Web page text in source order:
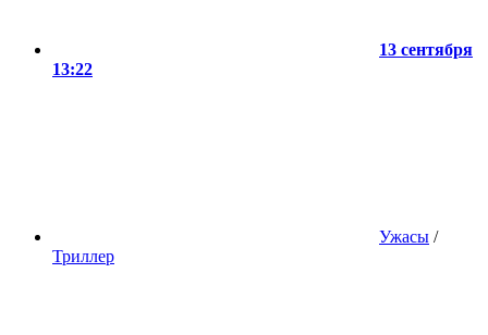
13 сентября
13:22
Ужасы /
Триллер